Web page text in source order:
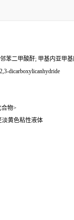
苯二甲酸酐; 甲基内亚甲
dicarboxylicanhydride
物>
淡黄色粘性液体